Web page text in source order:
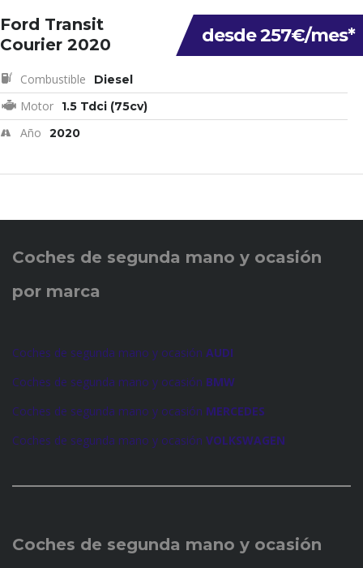
desde 257€/mes*
Ford Transit
Courier 2020
Combustible Diesel
Motor 1.5 Tdci (75cv)
Año 2020
Coches de segunda mano y ocasión
por marca
Coches de segunda mano y ocasión AUDI
Coches de segunda mano y ocasión BMW
Coches de segunda mano y ocasión MERCEDES
Coches de segunda mano y ocasión VOLKSWAGEN
Coches de segunda mano y ocasión